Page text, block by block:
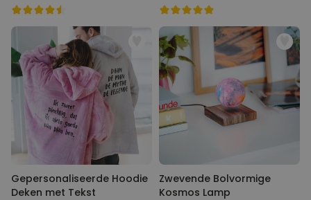
Gepersonaliseerde Hoodie
Deken met Tekst
Zwevende Bolvormige
Kosmos Lamp